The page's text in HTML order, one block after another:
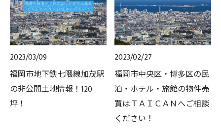
2023/03/09
福岡市地下鉄七隈線加茂駅
の非公開土地情報！120
坪！
2023/02/27
福岡市中央区・博多区の民
泊・ホテル・旅館の物件売
買はＴＡＩＣＡＮへご相談
ください！